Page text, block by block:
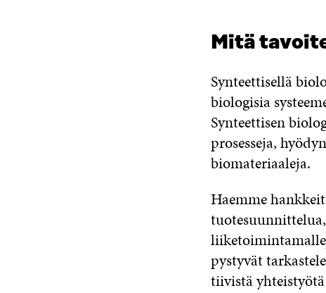
Mitä
Synteettisellä
biologisia
Synteettisen
prosesseja,
biomateriaaleja.
Haemme
pystyvät
tiivistä